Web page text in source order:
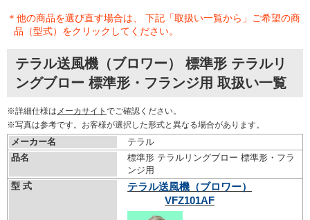
＊他の商品を選び直す場合は、 下記「取扱い一覧から」ご希望の商
品（型式）をクリックしてください。
テラル送風機（ブロワー） 標準形 テラルリ
ングブロー 標準形・フランジ用 取扱い一覧
※詳細仕様は メーカサイト でご確認ください。
※写真は参考です。お客様が選択した形式と異なる場合があります。
メーカー名
テラル
品名
標準形 テラルリングブロー 標準形・フラ
ンジ用
型 式
テラル送風機（ブロワー）
VFZ101AF